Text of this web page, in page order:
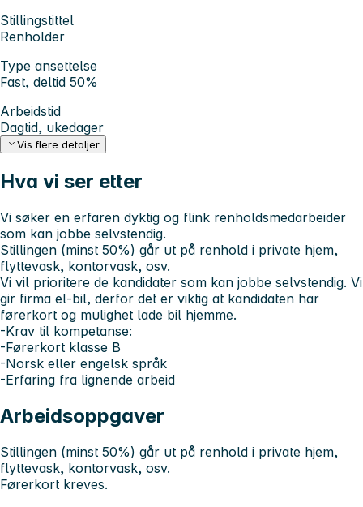
Stillingstittel
Renholder
Type ansettelse
Fast, deltid 50%
Arbeidstid
Dagtid, ukedager
Vis flere detaljer
Hva vi ser etter
Vi søker en erfaren dyktig og flink renholdsmedarbeider
som kan jobbe selvstendig.
Stillingen (minst 50%) går ut på renhold i private hjem,
flyttevask, kontorvask, osv.
Vi vil prioritere de kandidater som kan jobbe selvstendig. Vi
gir firma el-bil, derfor det er viktig at kandidaten har
førerkort og mulighet lade bil hjemme.
-Krav til kompetanse:
-Førerkort klasse B
-Norsk eller engelsk språk
-Erfaring fra lignende arbeid
Arbeidsoppgaver
Stillingen (minst 50%) går ut på renhold i private hjem,
flyttevask, kontorvask, osv.
Førerkort kreves.